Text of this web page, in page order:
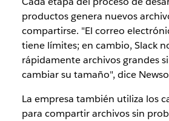
productos genera nuevos
compartirse. "El correo
tiene límites; en cambio, Slack
rápidamente archivos grandes
cambiar su tamaño", dice
La empresa también utiliza los
para compartir archivos sin